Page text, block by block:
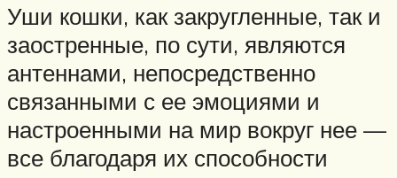
Уши кошки, как закругленные, так и
заостренные, по сути, являются
антеннами, непосредственно
связанными с ее эмоциями и
настроенными на мир вокруг нее —
все благодаря их способности